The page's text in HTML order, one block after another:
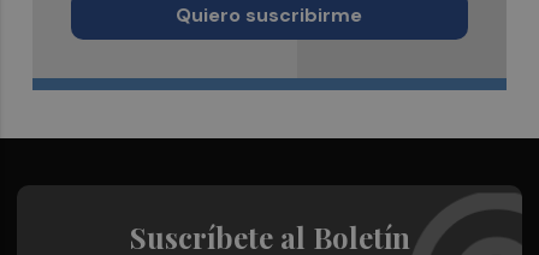
Quiero suscribirme
Suscríbete al Boletín